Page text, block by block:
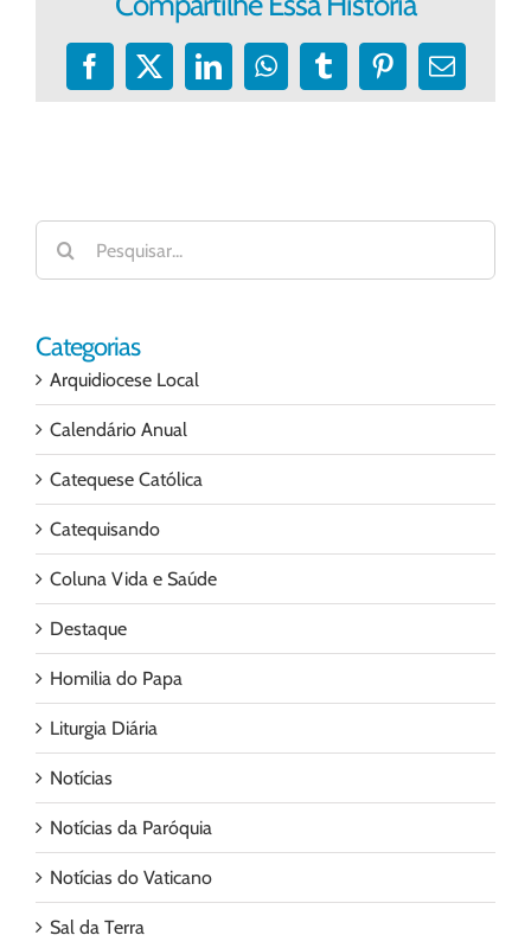
Facebook
X LinkedInWhatsApp
TumblrPinterest
E-
Buscar
resultados
para:
Categorias
Arquidiocese Local
Calendário Anual
Catequese Católica
Catequisando
Coluna Vida e Saúde
Destaque
Homilia do Papa
Liturgia Diária
Notícias
Notícias da Paróquia
Notícias do Vaticano
Sal da Terra